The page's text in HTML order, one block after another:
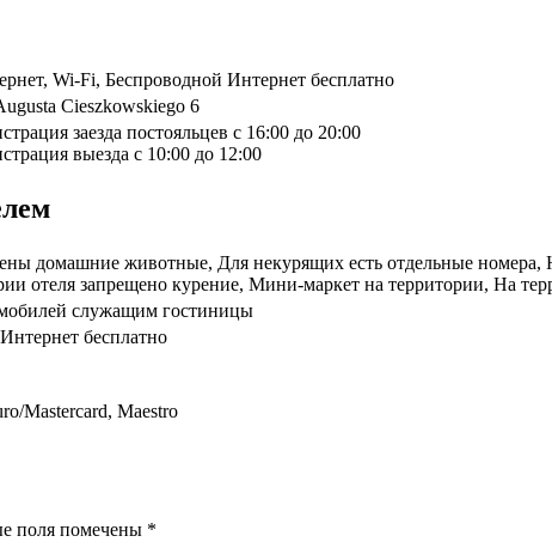
Wi-Fi, Беспроводной Интернет бесплатно
Cieszkowskiego 6
заезда постояльцев с 16:00 до 20:00
выезда с 10:00 до 12:00
домашние животные, Для некурящих есть отдельные
отеля запрещено курение, Мини-маркет на территории, На
служащим гостиницы
бесплатно
Mastercard, Maestro
поля помечены *